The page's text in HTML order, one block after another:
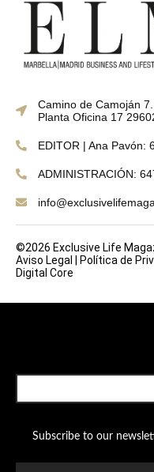
Camino de Camoján
Planta Oficina 17
EDITOR | Ana Pavón:
ADMINISTRACIÓN:
©2026 Exclusive Life
Aviso Legal
Política de
Digital Core
Subscribe to our